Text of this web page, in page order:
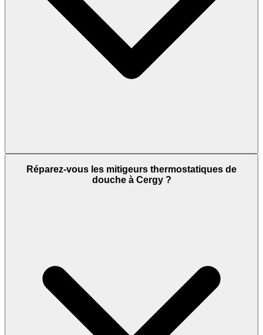
Réparez-vous les mitigeurs thermostatiques de
douche à Cergy ?